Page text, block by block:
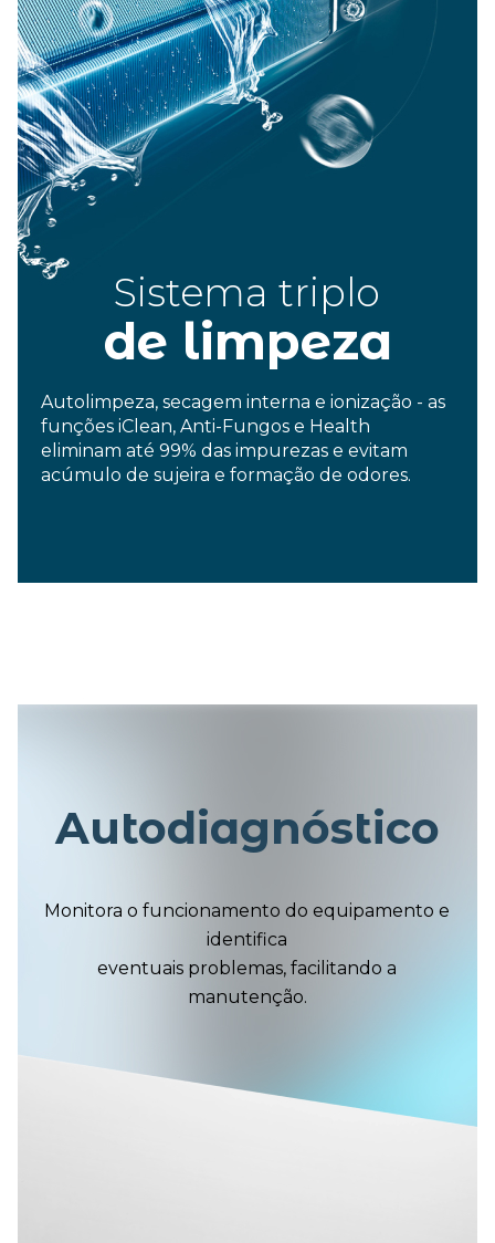
Sistema triplo
de limpeza
Autolimpeza, secagem interna e ionização - as
funções iClean, Anti-Fungos e Health
eliminam até 99% das impurezas e evitam
acúmulo de sujeira e formação de odores.
Autodiagnóstico
Monitora o funcionamento do equipamento e
identifica
eventuais problemas, facilitando a
manutenção.